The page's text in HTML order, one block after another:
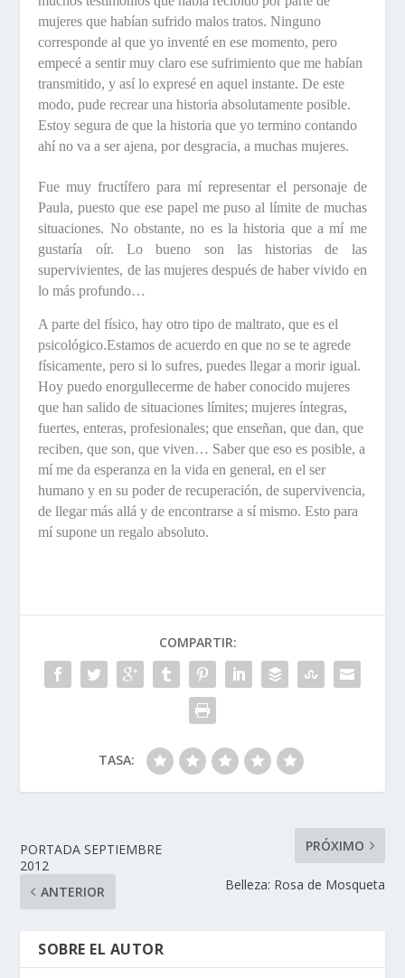
mujeres que habían sufrido malos tratos. Ninguno
corresponde al que yo inventé en ese momento, pero
empecé a sentir muy claro ese sufrimiento que me habían
transmitido, y así lo expresé en aquel instante. De este
modo, pude recrear una historia absolutamente posible.
Estoy segura de que la historia que yo termino contando
ahí no va a ser ajena, por desgracia, a muchas mujeres.
Fue muy fructífero para mí representar el personaje de
Paula, puesto que ese papel me puso al límite de muchas
situaciones. No obstante, no es la historia que a mí me
gustaría oír. Lo bueno son las historias de las
supervivientes, de las mujeres después de haber vivido en
lo más profundo…
A parte del físico, hay otro tipo de maltrato, que es el
psicológico.Estamos de acuerdo en que no se te agrede
físicamente, pero si lo sufres, puedes llegar a morir igual.
Hoy puedo enorgullecerme de haber conocido mujeres
que han salido de situaciones límites; mujeres íntegras,
fuertes, enteras, profesionales; que enseñan, que dan, que
reciben, que son, que viven… Saber que eso es posible, a
mí me da esperanza en la vida en general, en el ser
humano y en su poder de recuperación, de supervivencia,
de llegar más allá y de encontrarse a sí mismo. Esto para
mí supone un regalo absoluto.
COMPARTIR:
TASA:
PORTADA SEPTIEMBRE
2012
ANTERIOR
PRÓXIMO
Belleza: Rosa de Mosqueta
SOBRE EL AUTOR